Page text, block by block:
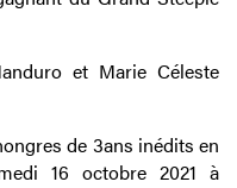
et Marie Céleste
de 3ans inédits en
16 octobre 2021 à